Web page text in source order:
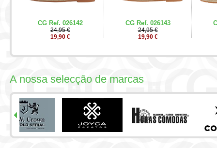
CG Ref. 026142
24,95 €
19,90 €
CG Ref. 026143
24,95 €
19,90 €
A nossa selecção de marcas